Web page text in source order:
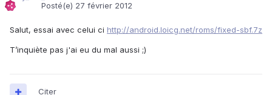
Posté(e) 27 février 2012
Salut, essai avec celui ci http://android.loicg.net/roms/fixed-sbf.7z
T’inquiète pas j'ai eu du mal aussi ;)
Citer